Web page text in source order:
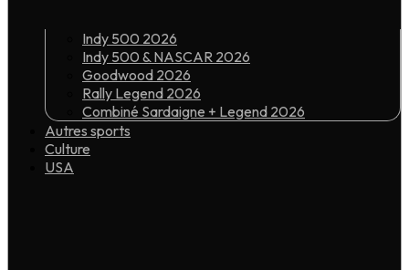
Indy 500 2026
Indy 500 & NASCAR 2026
Goodwood 2026
Rally Legend 2026
Combiné Sardaigne + Legend 2026
Autres sports
Culture
USA